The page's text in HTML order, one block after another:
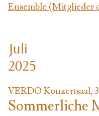
Ensemble (Mitglieder
Juli
2025
VERDO Konzertsaal,
Sommerliche